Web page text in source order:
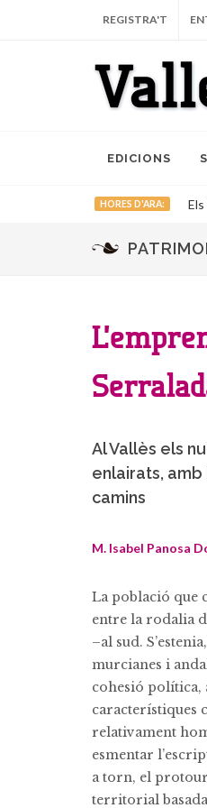
REGISTRA'T
EDICIONS
HORES D'ARA:
Al Vallès els
enlairats,
camins
M. Isabel Panosa
La població que
entre la rodalia
–al sud.
murcianes i
cohesió política,
característiques
relativament
esmentar
a torn, el
territorial